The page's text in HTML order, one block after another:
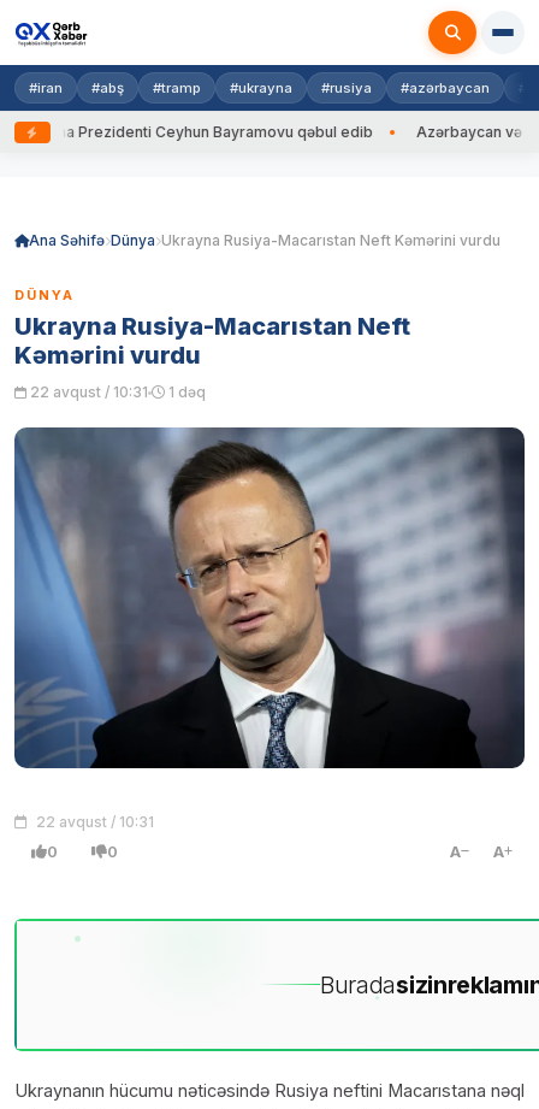
#iran #abş #tramp #ukrayna #rusiya #azərbaycan
Prezidenti Ceyhun Bayramovu qəbul edib Azərbaycan və
Ana Səhifə Dünya Ukrayna Rusiya-Macarıstan Neft Kəmərini vurdu
DÜNYA
Ukrayna Rusiya-Macarıstan Neft
Kəmərini vurdu
22 avqust / 10:31 1 dəq
22 avqust / 10:31
0 0 A A
Buradasizin
Ukraynanın hücumu nəticəsində Rusiya neftini Macarıstana nəql